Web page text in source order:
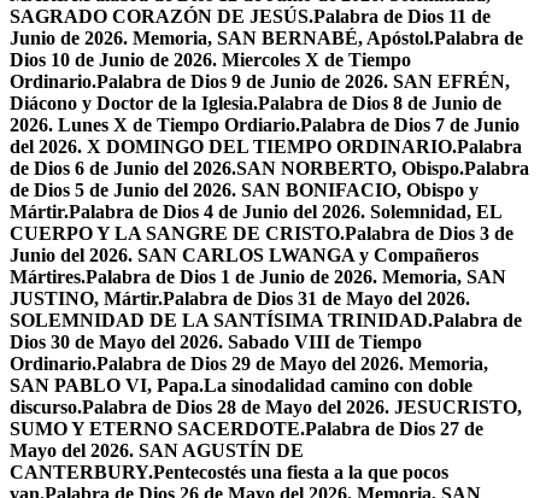
SAGRADO CORAZÓN DE JESÚS.Palabra de Dios 11 de
Junio de 2026. Memoria, SAN BERNABÉ, Apóstol.Palabra de
Dios 10 de Junio de 2026. Miercoles X de Tiempo
Ordinario.Palabra de Dios 9 de Junio de 2026. SAN EFRÉN,
Diácono y Doctor de la Iglesia.Palabra de Dios 8 de Junio de
2026. Lunes X de Tiempo Ordiario.Palabra de Dios 7 de Junio
del 2026. X DOMINGO DEL TIEMPO ORDINARIO.Palabra
de Dios 6 de Junio del 2026.SAN NORBERTO, Obispo.Palabra
de Dios 5 de Junio del 2026. SAN BONIFACIO, Obispo y
Mártir.Palabra de Dios 4 de Junio del 2026. Solemnidad, EL
CUERPO Y LA SANGRE DE CRISTO.Palabra de Dios 3 de
Junio del 2026. SAN CARLOS LWANGA y Compañeros
Mártires.Palabra de Dios 1 de Junio de 2026. Memoria, SAN
JUSTINO, Mártir.Palabra de Dios 31 de Mayo del 2026.
SOLEMNIDAD DE LA SANTÍSIMA TRINIDAD.Palabra de
Dios 30 de Mayo del 2026. Sabado VIII de Tiempo
Ordinario.Palabra de Dios 29 de Mayo del 2026. Memoria,
SAN PABLO VI, Papa.La sinodalidad camino con doble
discurso.Palabra de Dios 28 de Mayo del 2026. JESUCRISTO,
SUMO Y ETERNO SACERDOTE.Palabra de Dios 27 de
Mayo del 2026. SAN AGUSTÍN DE
CANTERBURY.Pentecostés una fiesta a la que pocos